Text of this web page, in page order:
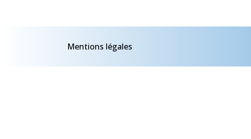
Mentions légales